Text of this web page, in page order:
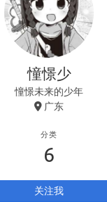
憧憬少
憧憬未来的少年
广东
分类
6
关注我